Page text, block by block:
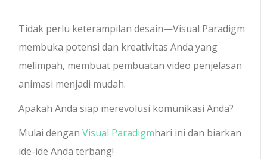
Tidak perlu keterampilan desain—Visual Paradigm
membuka potensi dan kreativitas Anda yang
melimpah, membuat pembuatan video penjelasan
animasi menjadi mudah.
Apakah Anda siap merevolusi komunikasi Anda?
Mulai denganVisual Paradigmhari ini dan biarkan
ide-ide Anda terbang!